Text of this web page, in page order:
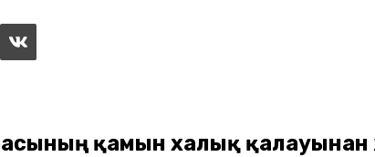
қамын халық қалауынан